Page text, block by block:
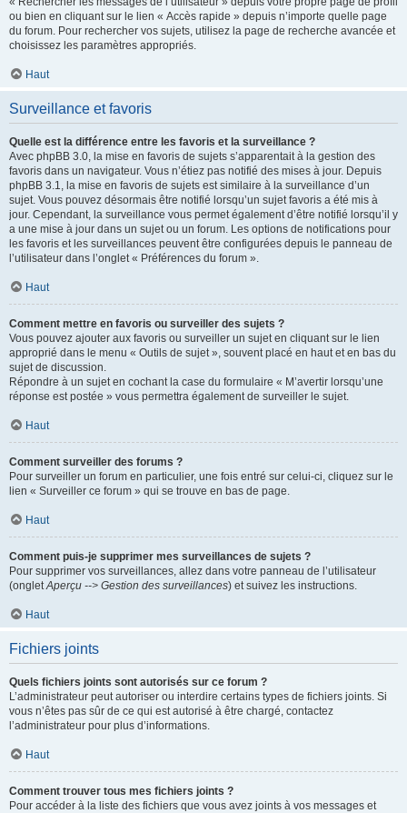
ou bien en cliquant sur le lien « Accès rapide » depuis n’importe quelle page
du forum. Pour rechercher vos sujets, utilisez la page de recherche avancée et
choisissez les paramètres appropriés.
Haut
Surveillance et favoris
Quelle est la différence entre les favoris et la surveillance ?
Avec phpBB 3.0, la mise en favoris de sujets s’apparentait à la gestion des
favoris dans un navigateur. Vous n’étiez pas notifié des mises à jour. Depuis
phpBB 3.1, la mise en favoris de sujets est similaire à la surveillance d’un
sujet. Vous pouvez désormais être notifié lorsqu’un sujet favoris a été mis à
jour. Cependant, la surveillance vous permet également d’être notifié lorsqu’il y
a une mise à jour dans un sujet ou un forum. Les options de notifications pour
les favoris et les surveillances peuvent être configurées depuis le panneau de
l’utilisateur dans l’onglet « Préférences du forum ».
Haut
Comment mettre en favoris ou surveiller des sujets ?
Vous pouvez ajouter aux favoris ou surveiller un sujet en cliquant sur le lien
approprié dans le menu « Outils de sujet », souvent placé en haut et en bas du
sujet de discussion.
Répondre à un sujet en cochant la case du formulaire « M’avertir lorsqu’une
réponse est postée » vous permettra également de surveiller le sujet.
Haut
Comment surveiller des forums ?
Pour surveiller un forum en particulier, une fois entré sur celui-ci, cliquez sur le
lien « Surveiller ce forum » qui se trouve en bas de page.
Haut
Comment puis-je supprimer mes surveillances de sujets ?
Pour supprimer vos surveillances, allez dans votre panneau de l’utilisateur
(ongletAperçu --> Gestion des surveillances) et suivez les instructions.
Haut
Fichiers joints
Quels fichiers joints sont autorisés sur ce forum ?
L’administrateur peut autoriser ou interdire certains types de fichiers joints. Si
vous n’êtes pas sûr de ce qui est autorisé à être chargé, contactez
l’administrateur pour plus d’informations.
Haut
Comment trouver tous mes fichiers joints ?
Pour accéder à la liste des fichiers que vous avez joints à vos messages et